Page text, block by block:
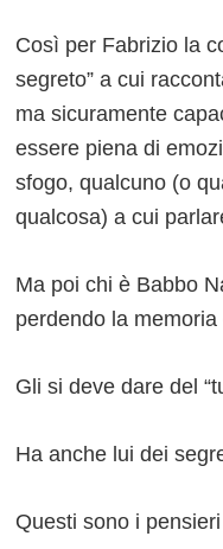
Così per Fabrizio la
segreto” a cui
ma sicuramente
essere piena di
sfogo, qualcuno (o
qualcosa) a cui
Ma poi chi è Babbo
perdendo la
Gli si deve dare del
Ha anche lui dei
Questi sono i